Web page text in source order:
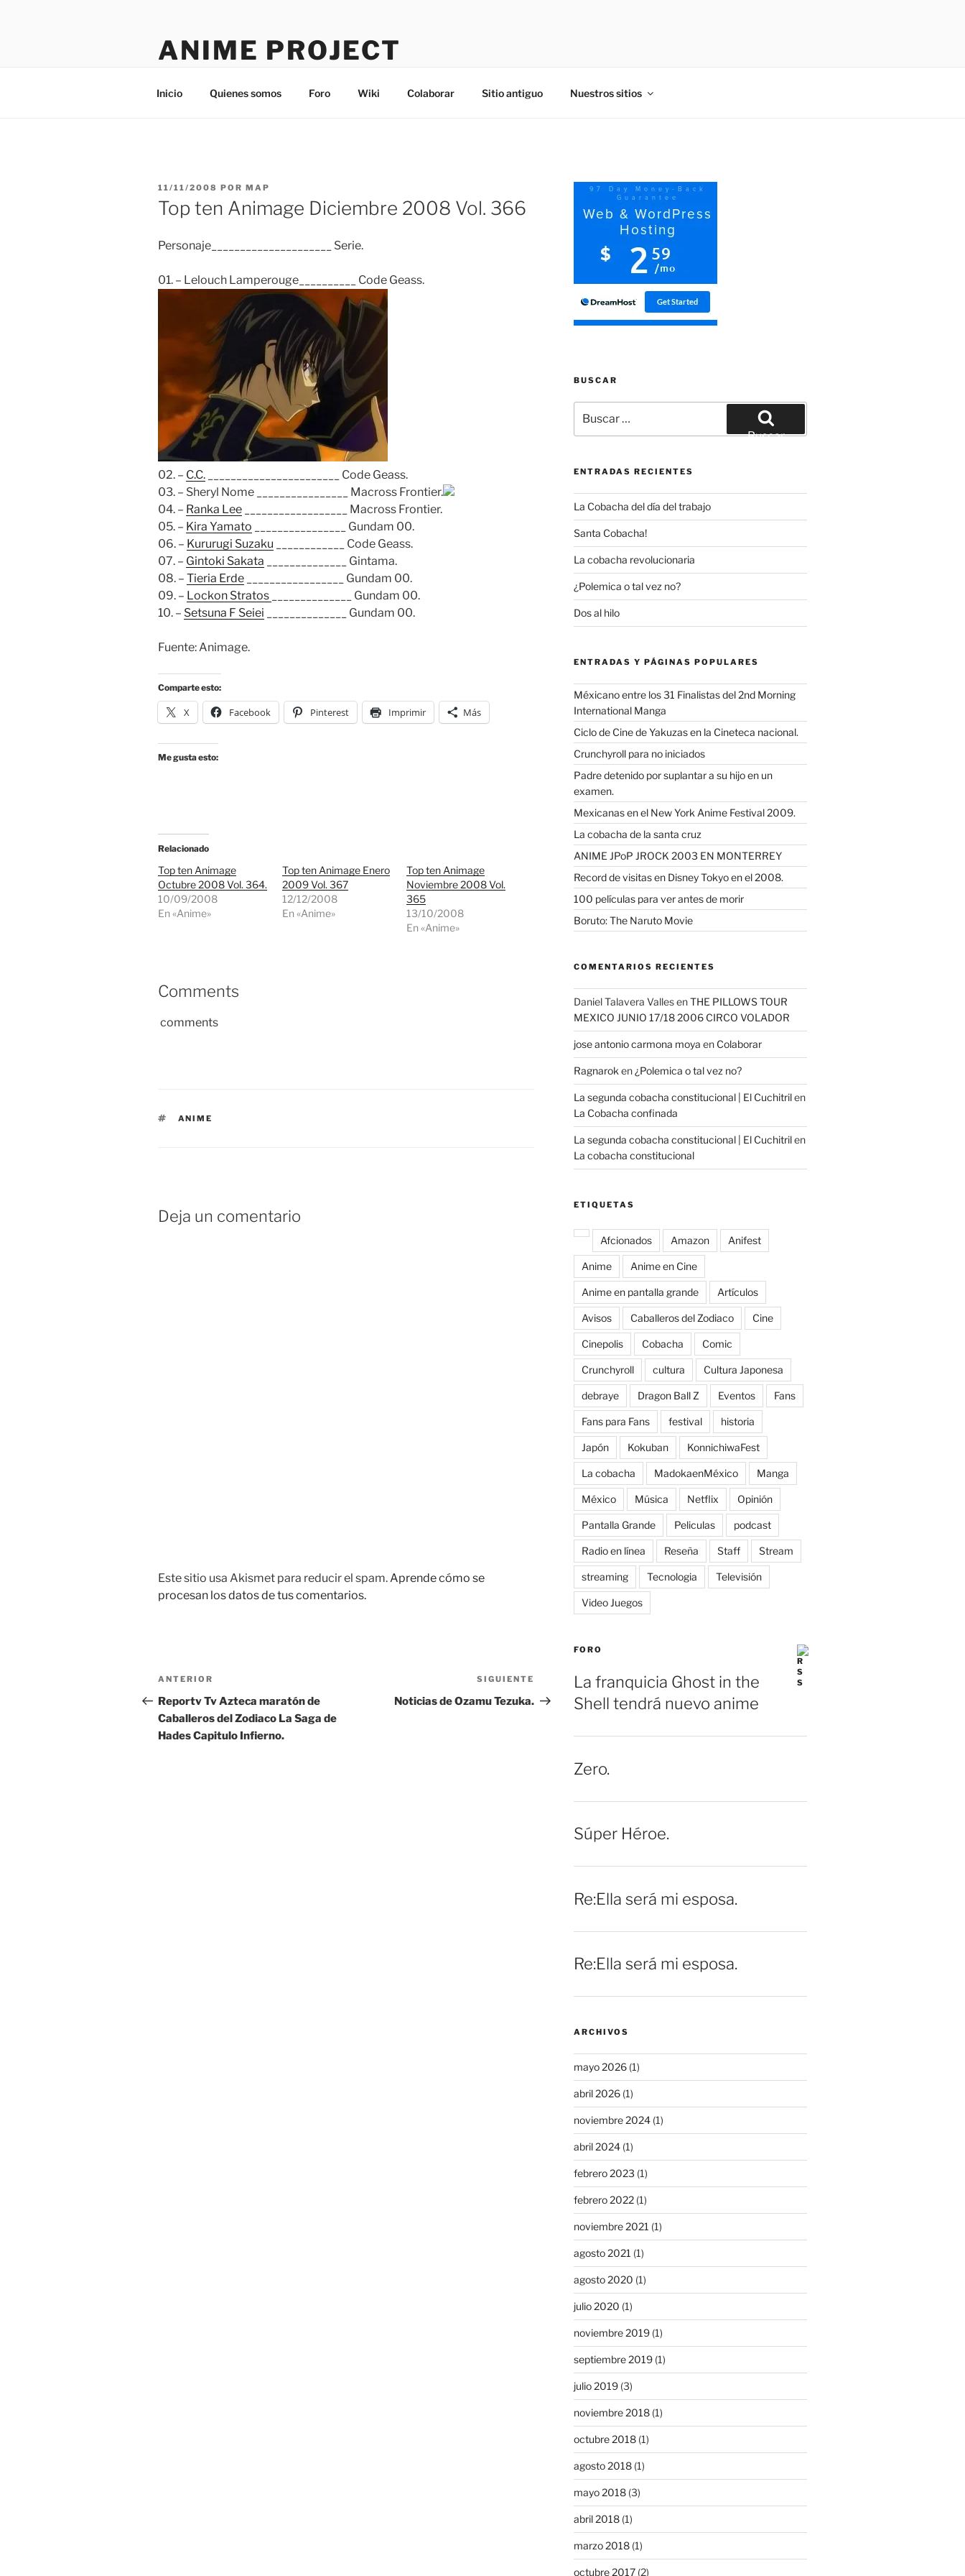
ANIME PROJECT
Inicio Quienes somos Foro Wiki Colaborar Sitio antiguo Nuestros sitios
PUBLICADO
EL
11/11/2008 POR MAP
Top ten Animage Diciembre 2008 Vol. 366
Personaje_____________________ Serie.
01. – Lelouch Lamperouge__________ Code Geass.
02. – C.C. _______________________ Code Geass.
03. – Sheryl Nome ________________ Macross Frontier.
04. – Ranka Lee __________________ Macross Frontier.
05. – Kira Yamato ________________ Gundam 00.
06. – Kururugi Suzaku ____________ Code Geass.
07. – Gintoki Sakata ______________ Gintama.
08. – Tieria Erde _________________ Gundam 00.
09. – Lockon Stratos
______________ Gundam 00.
10. – Setsuna F Seiei ______________ Gundam 00.
Fuente: Animage.
Comparte esto:
X Facebook Pinterest Imprimir Más
Me gusta esto:
Relacionado
Top ten Animage
Octubre 2008 Vol. 364.
10/09/2008
En «Anime»
Top ten Animage Enero
2009 Vol. 367
12/12/2008
En «Anime»
Top ten Animage
Noviembre 2008 Vol.
365
13/10/2008
En «Anime»
Comments
comments
ETIQUETAS
ANIME
Deja un comentario
Este sitio usa Akismet para reducir el spam.Aprende cómo se
procesan los datos de tus comentarios.
Navegación
de
entradas
Entrada
anterior:
ANTERIOR
Reportv Tv Azteca maratón de
Caballeros del Zodiaco La Saga de
Hades Capitulo Infierno.
Siguiente
entrada
SIGUIENTE
Noticias de Ozamu Tezuka.
BUSCAR
por:
Buscar
ENTRADAS RECIENTES
La Cobacha del día del trabajo
Santa Cobacha!
La cobacha revolucionaria
¿Polemica o tal vez no?
Dos al hilo
ENTRADAS Y PÁGINAS POPULARES
Méxicano entre los 31 Finalistas del 2nd Morning
International Manga
Ciclo de Cine de Yakuzas en la Cineteca nacional.
Crunchyroll para no iniciados
Padre detenido por suplantar a su hijo en un
examen.
Mexicanas en el New York Anime Festival 2009.
La cobacha de la santa cruz
ANIME JPoP JROCK 2003 EN MONTERREY
Record de visitas en Disney Tokyo en el 2008.
100 películas para ver antes de morir
Boruto: The Naruto Movie
COMENTARIOS RECIENTES
Daniel Talavera VallesenTHE PILLOWS TOUR
MEXICO JUNIO 17/18 2006 CIRCO VOLADOR
jose antonio carmona moya en Colaborar
Ragnarok en¿Polemica o tal vez no?
La segunda cobacha constitucional | El Cuchitrilen
La Cobacha confinada
La segunda cobacha constitucional | El Cuchitrilen
La cobacha constitucional
ETIQUETAS
Afcionados Amazon Anifest
Anime Anime en Cine
Anime en pantalla grande Artículos
Avisos Caballeros del Zodiaco Cine
Cinepolis Cobacha Comic
Crunchyroll cultura Cultura Japonesa
debraye Dragon Ball Z Eventos Fans
Fans para Fans festival historia
Japón Kokuban KonnichiwaFest
La cobacha MadokaenMéxico Manga
México Música Netflix Opinión
Pantalla Grande Peliculas podcast
Radio en línea Reseña Staff Stream
streaming Tecnologia Televisión
Video Juegos
FORO
La franquicia Ghost in the
Shell tendrá nuevo anime
Zero.
Súper Héroe.
Re:Ella será mi esposa.
Re:Ella será mi esposa.
ARCHIVOS
mayo 2026(1)
abril 2026(1)
noviembre 2024(1)
abril 2024(1)
febrero 2023 (1)
febrero 2022(1)
noviembre 2021 (1)
agosto 2021 (1)
agosto 2020 (1)
julio 2020 (1)
noviembre 2019(1)
septiembre 2019(1)
julio 2019(3)
noviembre 2018(1)
octubre 2018(1)
agosto 2018(1)
mayo 2018(3)
abril 2018(1)
marzo 2018(1)
octubre 2017(2)